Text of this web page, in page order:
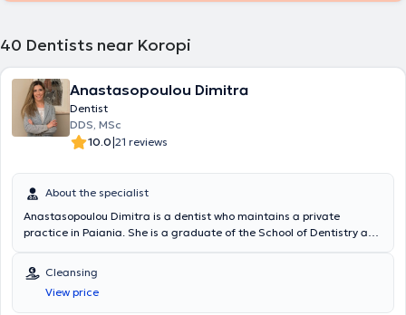
40 Dentists near Koropi
Anastasopoulou Dimitra
Dentist
DDS, MSc
10.0|21 reviews
About the specialist
Anastasopoulou Dimitra is a dentist who maintains a private
practice in Paiania. She is a graduate of the School of Dentistry at
postgraduate diploma in Fixed and Removable Prosthodontics from
the Manchester University Hospital. Additionally, she completed a
postgraduate training program at the University of Athens, where
Cleansing
View price